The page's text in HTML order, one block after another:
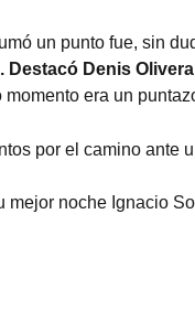
un punto fue, sin
Destacó Denis
momento era un
por el camino ante
mejor noche Ignacio